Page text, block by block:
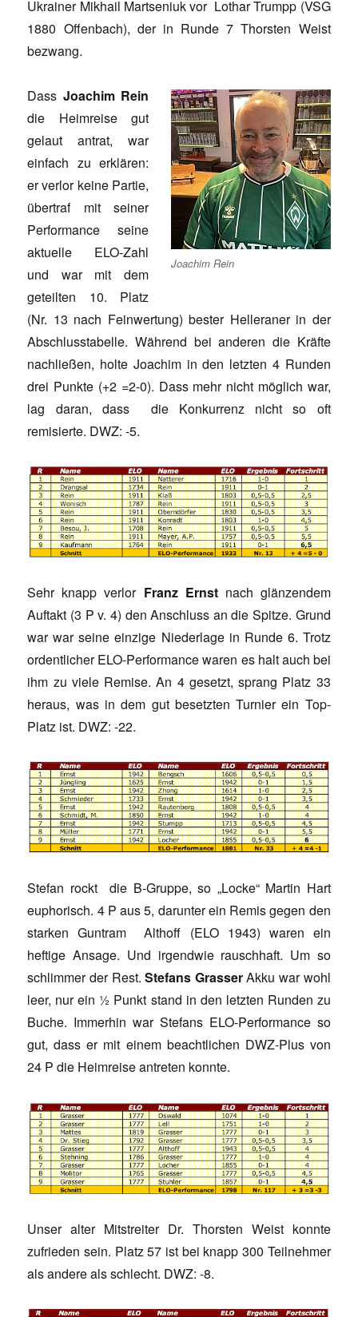
Ukrainer Mikhail Martseniuk vor Lothar Trumpp (VSG
1880 Offenbach), der in Runde 7 Thorsten Weist
bezwang.
Joachim Rein
Dass Joachim Rein
die Heimreise gut
gelaut antrat, war
einfach zu erklären:
er verlor keine Partie,
übertraf mit seiner
Performance seine
aktuelle ELO-Zahl
und war mit dem
geteilten 10. Platz
(Nr. 13 nach Feinwertung) bester Helleraner in der
Abschlusstabelle. Während bei anderen die Kräfte
nachließen, holte Joachim in den letzten 4 Runden
drei Punkte (+2 =2-0). Dass mehr nicht möglich war,
lag daran, dass die Konkurrenz nicht so oft
remisierte. DWZ: -5.
Sehr knapp verlor Franz Ernstnach glänzendem
Auftakt (3 P v. 4) den Anschluss an die Spitze. Grund
war war seine einzige Niederlage in Runde 6. Trotz
ordentlicher ELO-Performance waren es halt auch bei
ihm zu viele Remise. An 4 gesetzt, sprang Platz 33
heraus, was in dem gut besetzten Turnier ein Top-
Platz ist. DWZ: -22.
Stefan rockt die B-Gruppe, so „Locke“ Martin Hart
euphorisch. 4 P aus 5, darunter ein Remis gegen den
starken Guntram Althoff (ELO 1943) waren ein
heftige Ansage. Und irgendwie rauschhaft. Um so
schlimmer der Rest.Stefans GrasserAkku war wohl
leer, nur ein ½ Punkt stand in den letzten Runden zu
Buche. Immerhin war Stefans ELO-Performance so
gut, dass er mit einem beachtlichen DWZ-Plus von
24 P die Heimreise antreten konnte.
Unser alter Mitstreiter Dr. Thorsten Weist konnte
zufrieden sein. Platz 57 ist bei knapp 300 Teilnehmer
als andere als schlecht. DWZ: -8.